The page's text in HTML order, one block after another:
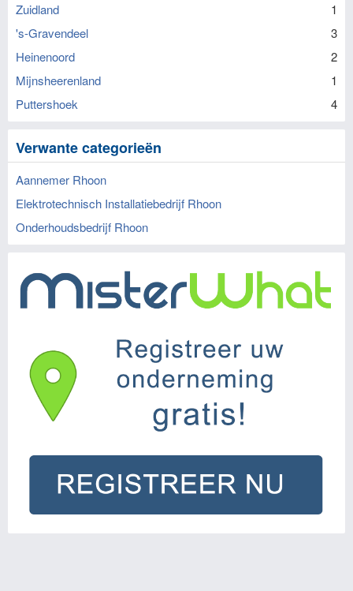
Zuidland
1
's-Gravendeel
3
Heinenoord
2
Mijnsheerenland
1
Puttershoek
4
Verwante categorieën
Aannemer Rhoon
Elektrotechnisch Installatiebedrijf Rhoon
Onderhoudsbedrijf Rhoon